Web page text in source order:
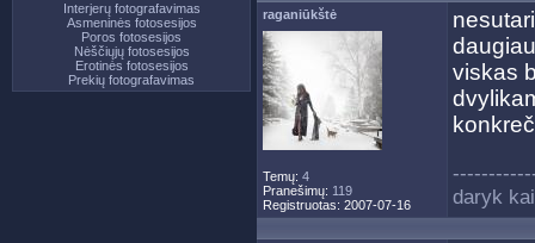
Interjerų fotografavimas
Asmeninės fotosesijos
Poros fotosesijos
Nėščiųjų fotosesijos
Erotinės fotosesijos
Prekių fotografavimas
raganiūkštė
Temų: 4
Pranešimų: 119
Registruotas: 2007-07-16
viskas
daryk